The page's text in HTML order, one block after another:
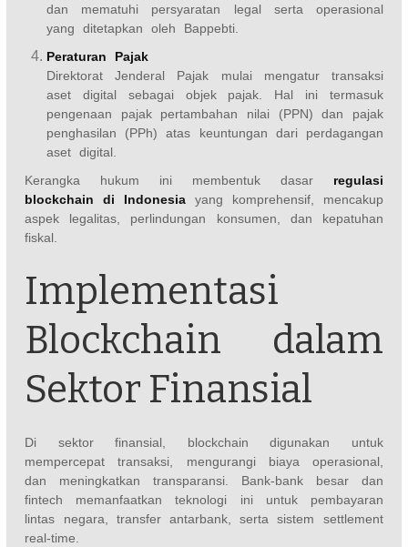
dan mematuhi persyaratan legal serta operasional
yang ditetapkan oleh Bappebti.
Peraturan Pajak
Direktorat Jenderal Pajak mulai mengatur transaksi
aset digital sebagai objek pajak. Hal ini termasuk
pengenaan pajak pertambahan nilai (PPN) dan pajak
penghasilan (PPh) atas keuntungan dari perdagangan
aset digital.
Kerangka hukum ini membentuk dasar regulasi
blockchain di Indonesia yang komprehensif, mencakup
aspek legalitas, perlindungan konsumen, dan kepatuhan
fiskal.
Implementasi
Blockchain dalam
Sektor Finansial
Di sektor finansial, blockchain digunakan untuk
mempercepat transaksi, mengurangi biaya operasional,
dan meningkatkan transparansi. Bank-bank besar dan
fintech memanfaatkan teknologi ini untuk pembayaran
lintas negara, transfer antarbank, serta sistem settlement
real-time.